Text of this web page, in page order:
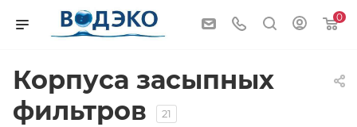
0
Корпуса засыпных
фильтров
21